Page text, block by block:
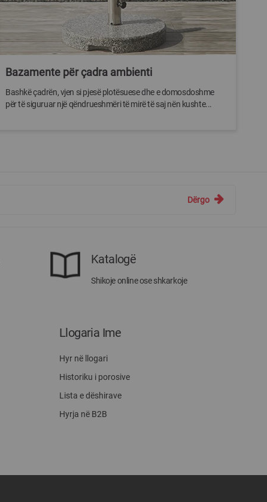
Bazamente për çadra ambienti
Bashkë çadrën, vjen si pjesë plotësuese dhe e domosdoshme
për të siguruar një qëndrueshmëri të mirë të saj nën kushte...
Dërgo
Katalogë
Shikoje online ose shkarkoje
Llogaria Ime
Hyr në llogari
Historiku i porosive
Lista e dëshirave
Hyrja në B2B